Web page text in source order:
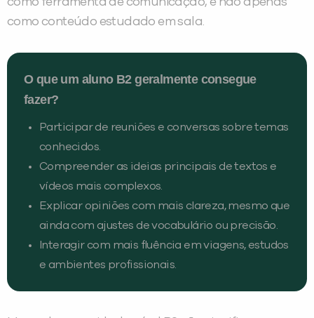
como conteúdo estudado em sala.
O que um aluno B2 geralmente consegue
fazer?
Participar de reuniões e conversas sobre temas
conhecidos.
Compreender as ideias principais de textos e
vídeos mais complexos.
Explicar opiniões com mais clareza, mesmo que
ainda com ajustes de vocabulário ou precisão.
Interagir com mais fluência em viagens, estudos
e ambientes profissionais.